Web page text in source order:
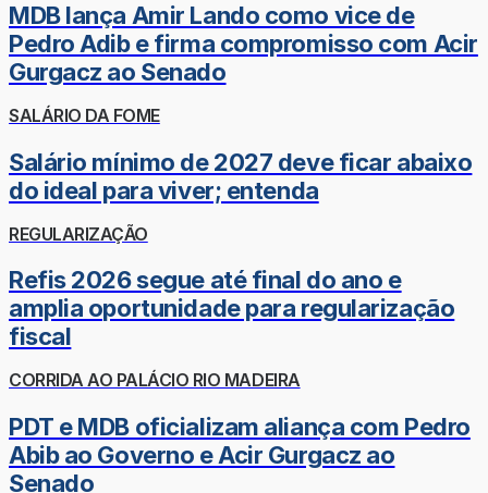
MDB lança Amir Lando como vice de
Pedro Adib e firma compromisso com Acir
Gurgacz ao Senado
SALÁRIO DA FOME
Salário mínimo de 2027 deve ficar abaixo
do ideal para viver; entenda
REGULARIZAÇÃO
Refis 2026 segue até final do ano e
amplia oportunidade para regularização
fiscal
CORRIDA AO PALÁCIO RIO MADEIRA
PDT e MDB oficializam aliança com Pedro
Abib ao Governo e Acir Gurgacz ao
Senado